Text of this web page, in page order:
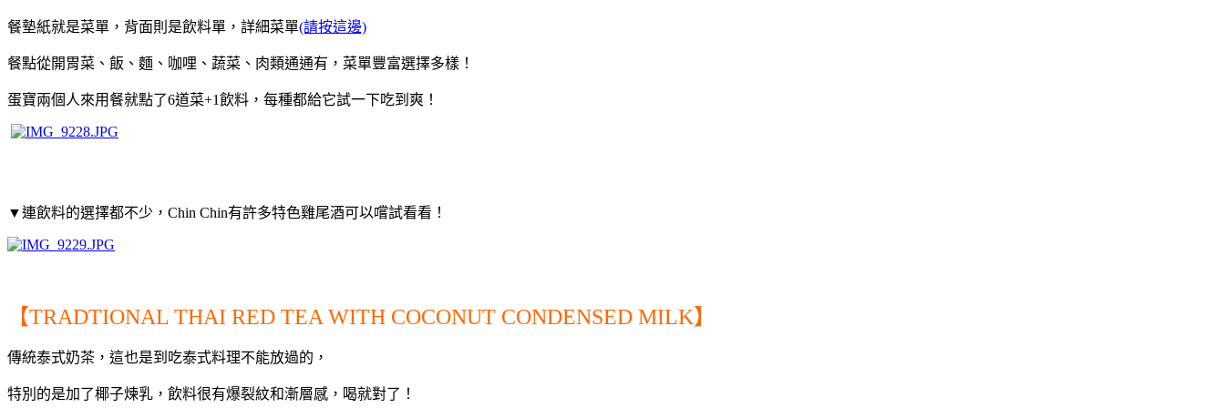
餐墊紙就是菜單，背面則是飲料單， 詳細菜單(請按這邊)
餐點從開胃菜、飯、麵、咖哩、蔬菜、肉類通通有， 菜單豐富選擇多樣！
蛋寶兩個人來用餐就點了6道菜+1飲料，每種都給它試一下吃到爽！
▼連飲料的選擇都不少，Chin Chin有許多特色雞尾酒可以嚐試看看！
【TRADTIONAL THAI RED TEA WITH COCONUT CONDENSED MILK】
傳統泰式奶茶，這也是到吃泰式料理不能放過的，
特別的是加了椰子煉乳， 飲料很有爆裂紋和漸層感，喝就對了！